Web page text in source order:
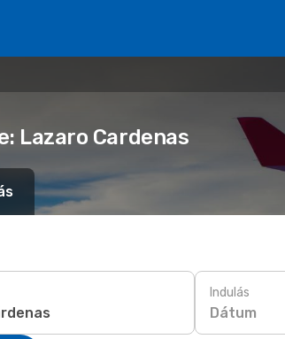
Lazaro Cardenas
Indulás
Dátum